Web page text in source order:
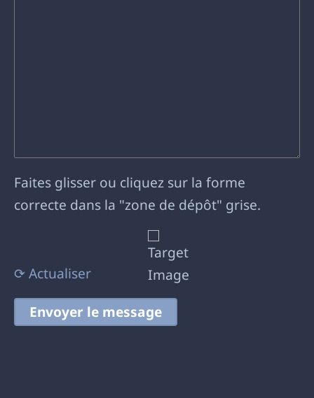
Faites glisser ou cliquez sur la forme
correcte dans la "zone de dépôt" grise.
⟳ Actualiser